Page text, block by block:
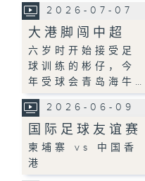
2026-07-07
大港脚闯中超
六岁时开始接受足
球训练的彬仔，今
年受球会青岛海牛…
2026-06-09
国际足球友谊赛
柬埔寨 vs 中国香
港